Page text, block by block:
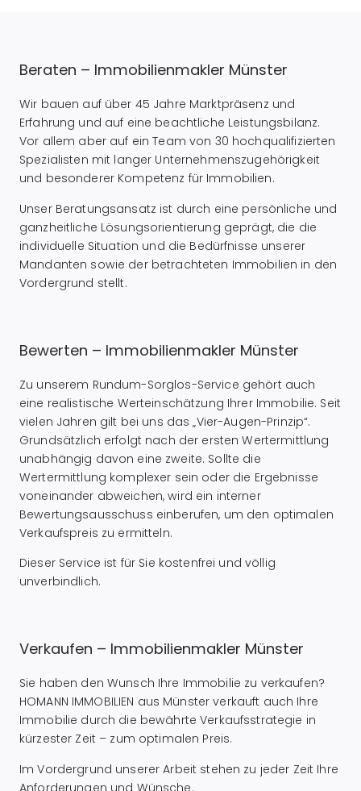
Beraten – Immobilienmakler Münster
Wir bauen auf über 45 Jahre Marktpräsenz und
Erfahrung und auf eine beachtliche Leistungsbilanz.
Vor allem aber auf ein Team von 30 hochqualifizierten
Spezialisten mit langer Unternehmenszugehörigkeit
und besonderer Kompetenz für Immobilien.
Unser Beratungsansatz ist durch eine persönliche und
ganzheitliche Lösungsorientierung geprägt, die die
individuelle Situation und die Bedürfnisse unserer
Mandanten sowie der betrachteten Immobilien in den
Vordergrund stellt.
Bewerten – Immobilienmakler Münster
Zu unserem Rundum-Sorglos-Service gehört auch
eine realistische Werteinschätzung Ihrer Immobilie. Seit
vielen Jahren gilt bei uns das „Vier-Augen-Prinzip“.
Grundsätzlich erfolgt nach der ersten Wertermittlung
unabhängig davon eine zweite. Sollte die
Wertermittlung komplexer sein oder die Ergebnisse
voneinander abweichen, wird ein interner
Bewertungsausschuss einberufen, um den optimalen
Verkaufspreis zu ermitteln.
Dieser Service ist für Sie kostenfrei und völlig
unverbindlich.
Verkaufen – Immobilienmakler Münster
Sie haben den Wunsch Ihre Immobilie zu verkaufen?
HOMANN IMMOBILIEN aus Münster verkauft auch Ihre
Immobilie durch die bewährte Verkaufsstrategie in
kürzester Zeit – zum optimalen Preis.
Im Vordergrund unserer Arbeit stehen zu jeder Zeit Ihre
Anforderungen und Wünsche.